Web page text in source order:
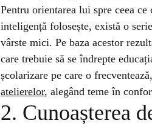
Pentru orientarea lui spre ceea
inteligență folosește, există o
vârste mici. Pe baza acestor
care trebuie să se îndrepte
școlarizare pe care o
atelierelor, alegând teme în
2. Cunoașterea